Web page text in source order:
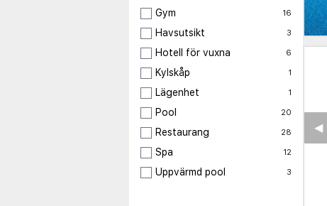
Gym 16
Havsutsikt 3
Hotell för vuxna 6
Kylskåp 1
Lägenhet 1
Pool 20
Restaurang 28
Spa 12
Uppvärmd pool 3
◀︎